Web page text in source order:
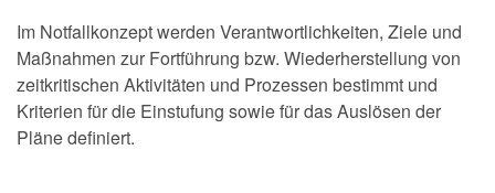
Im Notfallkonzept werden Verantwortlichkeiten, Ziele und
Maßnahmen zur Fortführung bzw. Wiederherstellung von
zeitkritischen Aktivitäten und Prozessen bestimmt und
Kriterien für die Einstufung sowie für das Auslösen der
Pläne definiert.